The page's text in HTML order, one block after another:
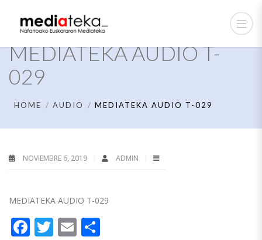
MEDIATEKA AUDIO T-
029
HOME AUDIO MEDIATEKA AUDIO T-029
NOVIEMBRE 6, 2019 ADMIN
MEDIATEKA AUDIO T-029
Facebook
Twitter
Email